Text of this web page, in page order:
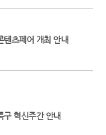
텐츠페어 개최 안내
구 혁신주간 안내